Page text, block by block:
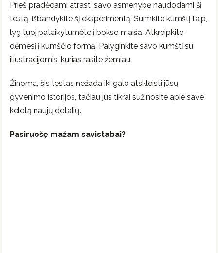
Prieš pradėdami atrasti savo asmenybę naudodami šį
testą, išbandykite šį eksperimentą. Suimkite kumštį taip,
lyg tuoj pataikytumėte į bokso maišą. Atkreipkite
dėmesį į kumščio formą. Palyginkite savo kumštį su
iliustracijomis, kurias rasite žemiau.
Žinoma, šis testas nežada iki galo atskleisti jūsų
gyvenimo istorijos, tačiau jūs tikrai sužinosite apie save
keletą naujų detalių.
Pasiruošę mažam savistabai?